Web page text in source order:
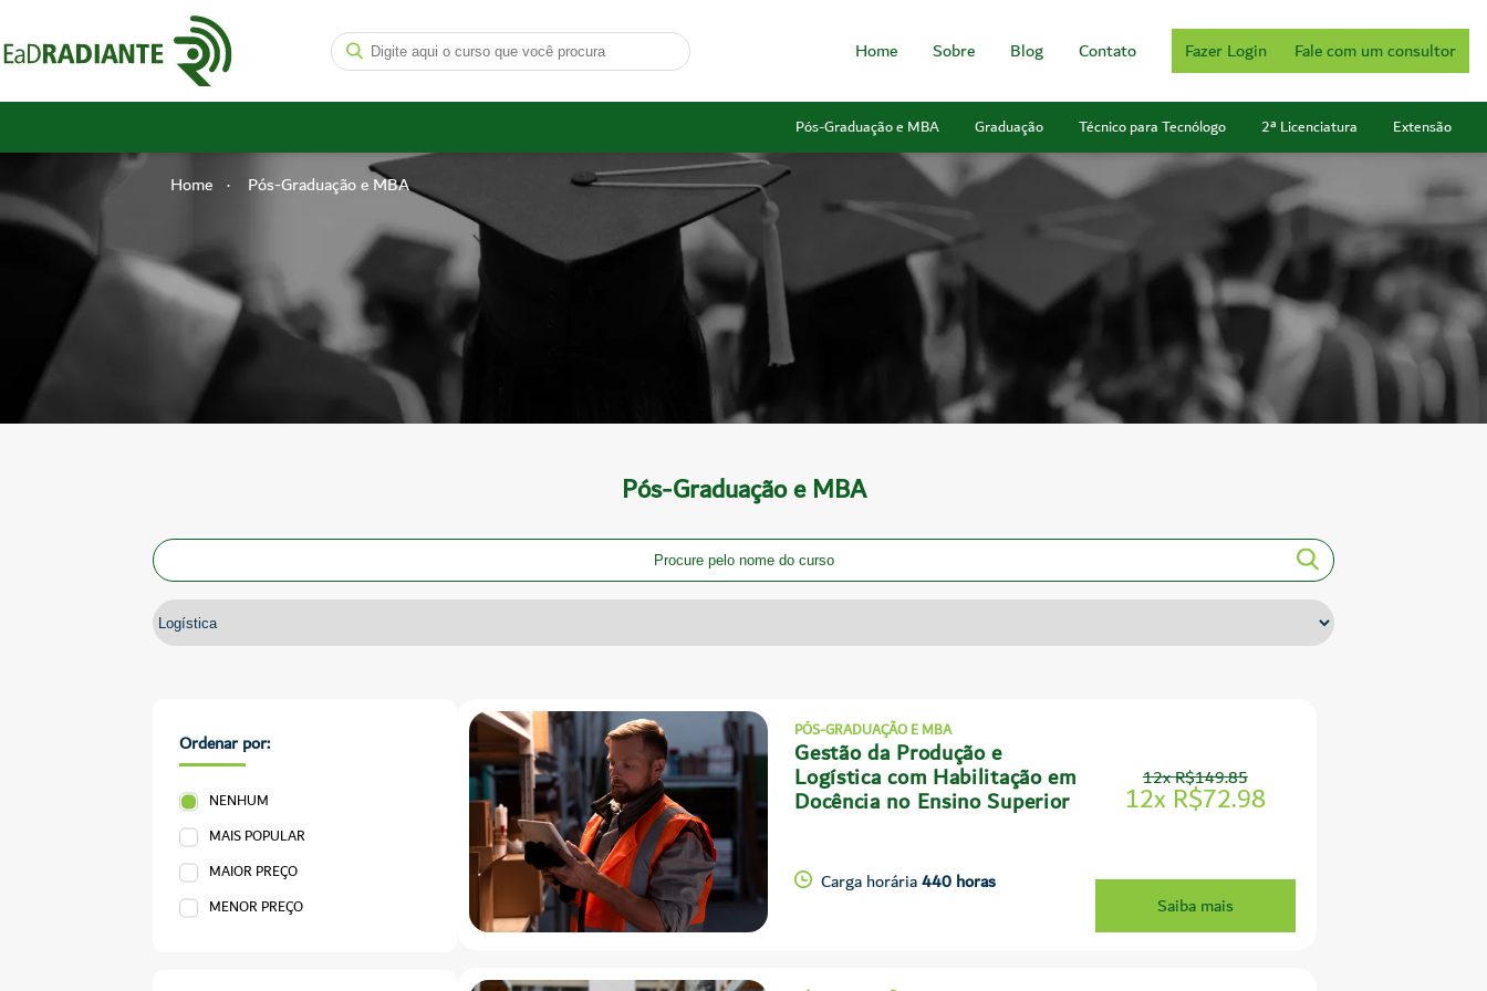
Home Sobre Blog Contato Fazer Login Fale com um consultor
Pós-Graduação e MBA Graduação Técnico para Tecnólogo 2ª Licenciatura Extensão
Home Pós-Graduação e MBA
Pós-Graduação e MBA
Ordenar por:
NENHUM
MAIS POPULAR
MAIOR PREÇO
MENOR PREÇO
PÓS-GRADUAÇÃO E MBA
Gestão da Produção e
Logística com Habilitação em
Docência no Ensino Superior
Carga horária440 horas
12x R$149.85
12x R$72.98
Saiba mais